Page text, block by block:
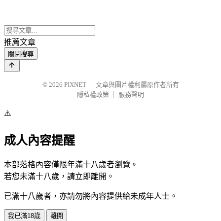
推薦文章
關閉搜尋
© 2026 PIXNET
文章與圖片權利屬原作者所有
隱私權政策
服務聲明
⚠️
成人內容提醒
本部落格內容僅限年滿十八歲者瀏覽。
若您未滿十八歲，請立即離開。
已滿十八歲者，亦請勿將內容提供給未成年人士。
我已滿18歲 離開